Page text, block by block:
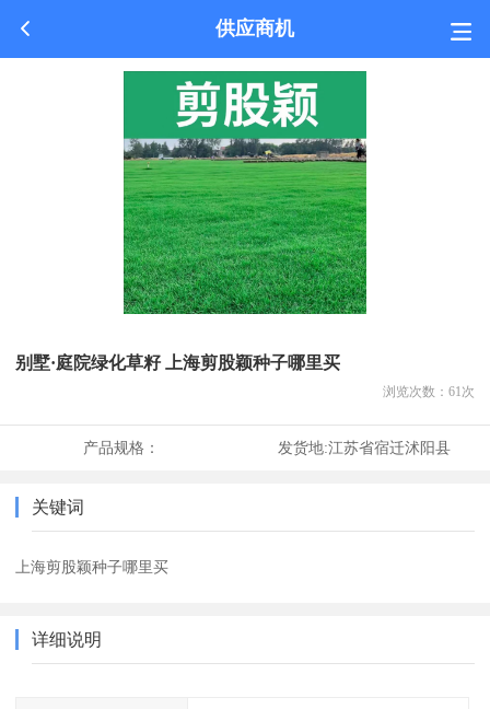
供应商机
别墅·庭院绿化草籽 上海剪股颖种子哪里买
浏览次数： 61 次
产品规格： 发货地:江苏省宿迁沭阳县
关键词
上海剪股颖种子哪里买
详细说明